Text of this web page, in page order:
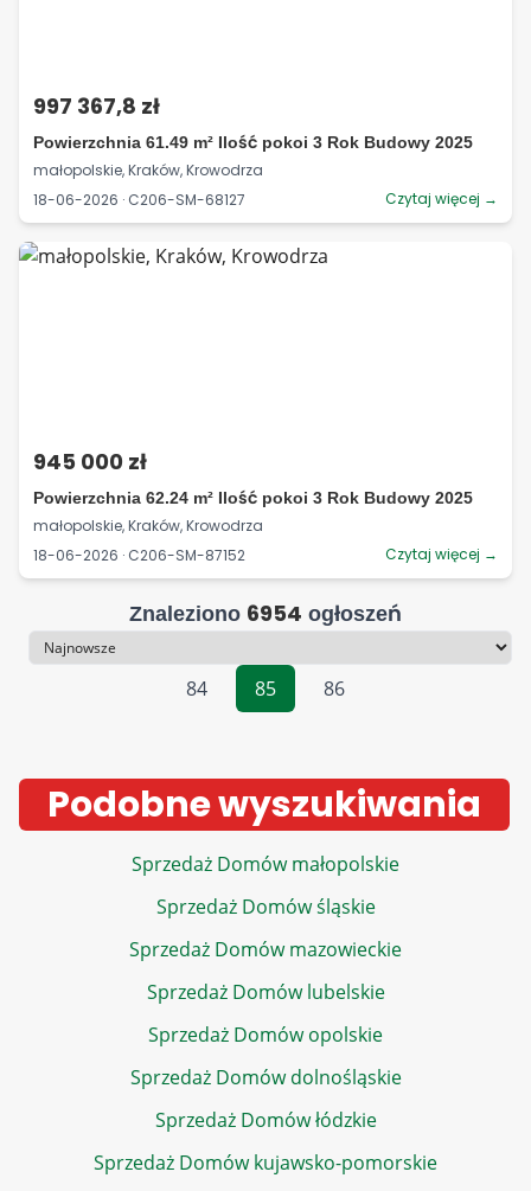
997 367,8 zł
Powierzchnia 61.49 m² Ilość pokoi 3 Rok Budowy 2025
małopolskie, Kraków, Krowodrza
18-06-2026 · C206-SM-68127
Czytaj więcej →
945 000 zł
Powierzchnia 62.24 m² Ilość pokoi 3 Rok Budowy 2025
małopolskie, Kraków, Krowodrza
18-06-2026 · C206-SM-87152
Czytaj więcej →
Znaleziono 6954 ogłoszeń
Sortowanie
84
85 86
Podobne wyszukiwania
Sprzedaż Domów małopolskie
Sprzedaż Domów śląskie
Sprzedaż Domów mazowieckie
Sprzedaż Domów lubelskie
Sprzedaż Domów opolskie
Sprzedaż Domów dolnośląskie
Sprzedaż Domów łódzkie
Sprzedaż Domów kujawsko-pomorskie